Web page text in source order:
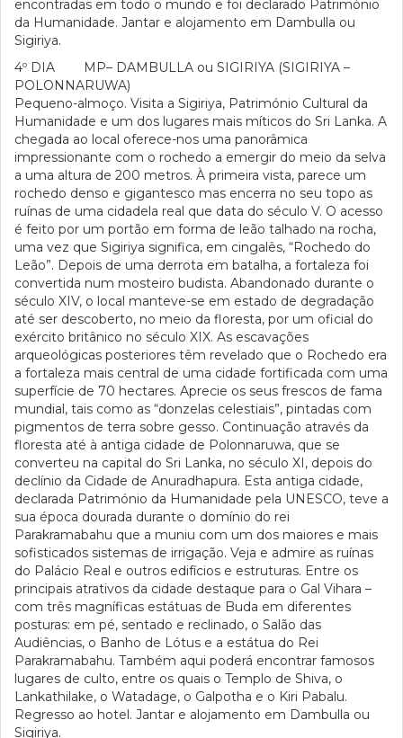
encontradas em todo o mundo e foi declarado Património
da Humanidade. Jantar e alojamento em Dambulla ou
Sigiriya.
4º DIA MP– DAMBULLA ou SIGIRIYA (SIGIRIYA –
POLONNARUWA)
Pequeno-almoço. Visita a Sigiriya, Património Cultural da
Humanidade e um dos lugares mais míticos do Sri Lanka. A
chegada ao local oferece-nos uma panorâmica
impressionante com o rochedo a emergir do meio da selva
a uma altura de 200 metros. À primeira vista, parece um
rochedo denso e gigantesco mas encerra no seu topo as
ruínas de uma cidadela real que data do século V. O acesso
é feito por um portão em forma de leão talhado na rocha,
uma vez que Sigiriya significa, em cingalês, “Rochedo do
Leão”. Depois de uma derrota em batalha, a fortaleza foi
convertida num mosteiro budista. Abandonado durante o
século XIV, o local manteve-se em estado de degradação
até ser descoberto, no meio da floresta, por um oficial do
exército britânico no século XIX. As escavações
arqueológicas posteriores têm revelado que o Rochedo era
a fortaleza mais central de uma cidade fortificada com uma
superfície de 70 hectares. Aprecie os seus frescos de fama
mundial, tais como as “donzelas celestiais”, pintadas com
pigmentos de terra sobre gesso. Continuação através da
floresta até à antiga cidade de Polonnaruwa, que se
converteu na capital do Sri Lanka, no século XI, depois do
declínio da Cidade de Anuradhapura. Esta antiga cidade,
declarada Património da Humanidade pela UNESCO, teve a
sua época dourada durante o domínio do rei
Parakramabahu que a muniu com um dos maiores e mais
sofisticados sistemas de irrigação. Veja e admire as ruínas
do Palácio Real e outros edifícios e estruturas. Entre os
principais atrativos da cidade destaque para o Gal Vihara –
com três magníficas estátuas de Buda em diferentes
posturas: em pé, sentado e reclinado, o Salão das
Audiências, o Banho de Lótus e a estátua do Rei
Parakramabahu. Também aqui poderá encontrar famosos
lugares de culto, entre os quais o Templo de Shiva, o
Lankathilake, o Watadage, o Galpotha e o Kiri Pabalu.
Regresso ao hotel. Jantar e alojamento em Dambulla ou
Sigiriya.